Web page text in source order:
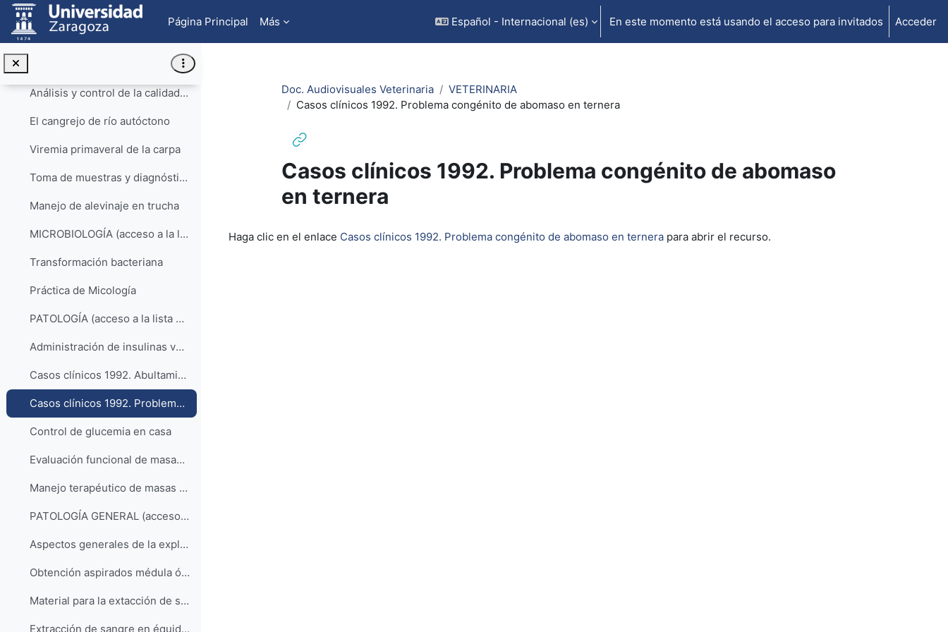
Salta al contenido principal
Página Principal
Más Español - Internacional ‎(es)‎ En este momento está usando el acceso para invitados Acceder
La necropsia: técnica básica
ICTIOPATOLOGÍA (acceso a lista de reproducción)
Análisis y control de la calidad de los recursos hídricos
El cangrejo de río autóctono
Viremia primaveral de la carpa
Toma de muestras y diagnóstico en piscicultura
Manejo de alevinaje en trucha
MICROBIOLOGÍA (acceso a la lista de reproducción)
Transformación bacteriana
Práctica de Micología
PATOLOGÍA (acceso a la lista de reproducción)
Administración de insulinas veterinarias
Casos clínicos 1992. Abultamiento abdominal de etiología desconocida
Casos clínicos 1992. Problema congénito de abomaso en ternera
Control de glucemia en casa
Evaluación funcional de masas adrenales
Manejo terapéutico de masas adrenales en el perro
PATOLOGÍA GENERAL (acceso a lista de reproducción)
Aspectos generales de la exploración ecográfica
Obtención aspirados médula ósea
Material para la extacción de sangre
Extracción de sangre en équidos
Doc. Audiovisuales Veterinaria
VETERINARIA
Casos clínicos 1992. Problema congénito de abomaso en ternera
Casos clínicos 1992. Problema congénito de abomaso
en ternera
Haga clic en el enlace Casos clínicos 1992. Problema congénito de abomaso en ternera para abrir el recurso.